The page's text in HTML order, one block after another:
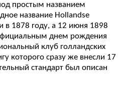
простым названием
название Hollandse
в 1878 году, а 12 июня 1898
днем рождения
клуб голландских
которого сразу же внесли 17
стандарт был описан